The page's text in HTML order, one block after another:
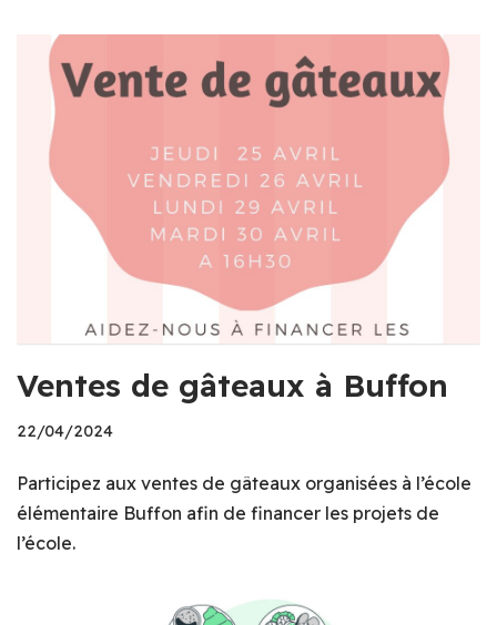
Ventes de gâteaux à Buffon
22/04/2024
Participez aux ventes de gâteaux organisées à l’école
élémentaire Buffon afin de financer les projets de
l’école.